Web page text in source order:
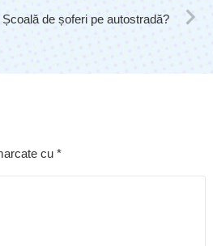
Școală de șoferi pe autostradă?
cu *